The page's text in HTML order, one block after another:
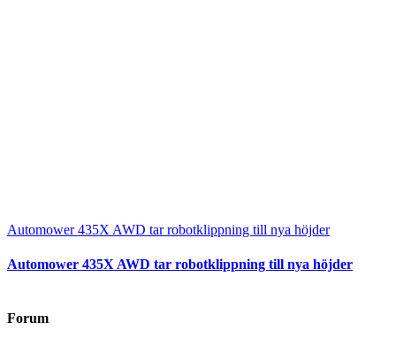
Automower 435X AWD tar robotklippning till nya höjder
Automower 435X AWD tar robotklippning till nya höjder
Forum